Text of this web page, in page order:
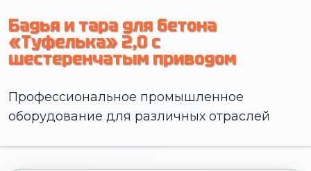
Бадья и тара для бетона
«Туфелька» 2,0 с
шестеренчатым приводом
Профессиональное промышленное
оборудование для различных отраслей